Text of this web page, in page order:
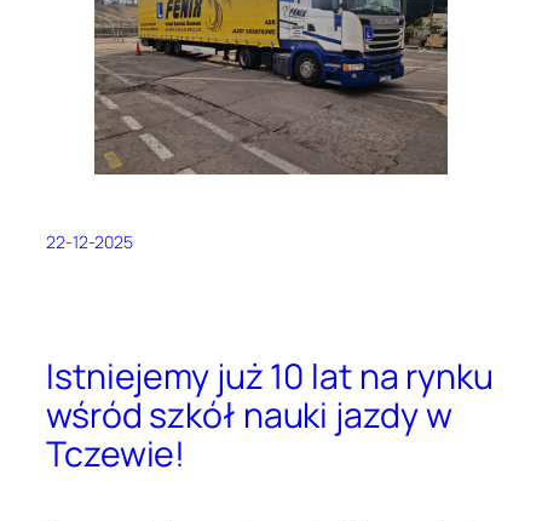
22-12-2025
Istniejemy już 10 lat na rynku
wśród szkół nauki jazdy w
Tczewie!